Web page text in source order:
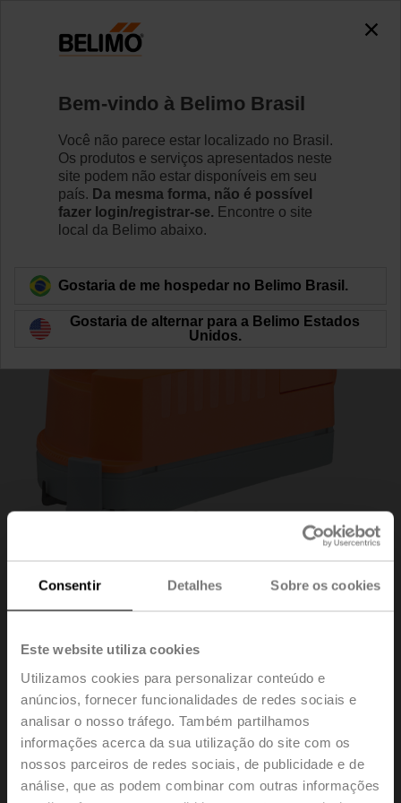
Consentir Detalhes Sobre os cookies
Este website utiliza cookies
Utilizamos cookies para personalizar conteúdo e
anúncios, fornecer funcionalidades de redes sociais e
analisar o nosso tráfego. Também partilhamos
informações acerca da sua utilização do site com os
nossos parceiros de redes sociais, de publicidade e de
análise, que as podem combinar com outras informações
Z2050Q-J+CQKB24-RR
Saiba Mais
Voltar para categoria de produto
Z2050Q-J+CQKB24-
RR
Bem-vindo à Belimo Brasil
Você não parece estar localizado no Brasil.
Os produtos e serviços apresentados neste
site podem não estar disponíveis em seu
país. Da mesma forma, não é possível
fazer login/registrar-se. Encontre o site
local da Belimo abaixo.
Gostaria de me hospedar no Belimo Brasil.
Gostaria de alternar para a Belimo Estados
Unidos.